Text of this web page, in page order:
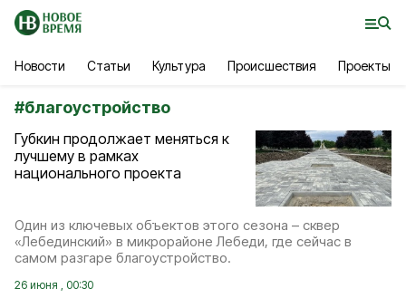
Новости Статьи Культура Происшествия Проекты
#благоустройство
Губкин продолжает меняться к
лучшему в рамках
национального проекта
Один из ключевых объектов этого сезона – сквер
«Лебединский» в микрорайоне Лебеди, где сейчас в
самом разгаре благоустройство.
26 июня , 00:30